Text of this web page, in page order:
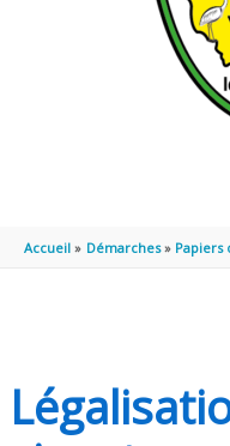
Accueil Démarches Papiers